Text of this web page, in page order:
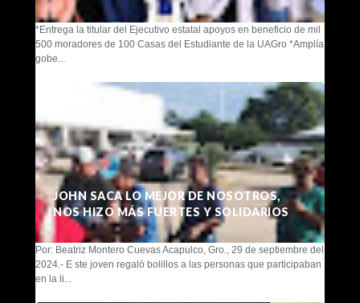
*Entrega la titular del Ejecutivo estatal apoyos en beneficio de mil
500 moradores de 100 Casas del Estudiante de la UAGro *Amplía
gobe...
JOHN SACA LO MEJOR DE NOSOTROS,
NOS HIZO MÁS FUERTES Y SOLIDARIOS
Por: Beatriz Montero Cuevas Acapulco, Gro., 29 de septiembre del
2024.- E ste joven regaló bolillos a las personas que participaban
en la li...